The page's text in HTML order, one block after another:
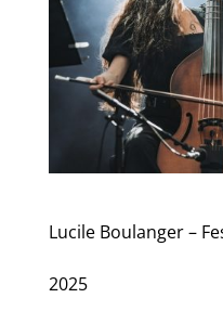
Lucile Boulanger –
2025